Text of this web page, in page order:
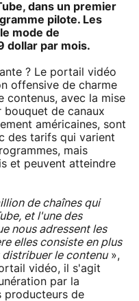
dans un premier
pilote. Les
mode de
dollar par mois.
? Le portail vidéo
offensive de charme
contenus, avec la mise
bouquet de canaux
américaines, sont
des tarifs qui varient
mais
et peuvent atteindre
de chaînes qui
et l'une des
nous adressent les
elles consiste en plus
le contenu»,
vidéo, il s'agit
par la
producteurs de